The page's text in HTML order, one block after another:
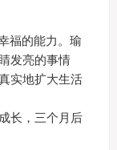
福的能力。瑜
发亮的事情
实地扩大生活
长，三个月后